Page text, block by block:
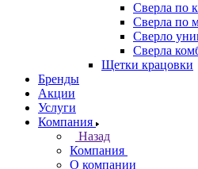
Сверла по
Сверла по
Сверло
Сверла
Щетки крацовки
Бренды
Акции
Услуги
Компания
Назад
Компания
О компании